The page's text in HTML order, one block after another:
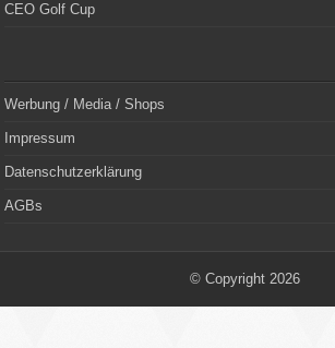
CEO Golf Cup
Werbung / Media / Shops
Impressum
Datenschutzerklärung
AGBs
© Copyright 2026